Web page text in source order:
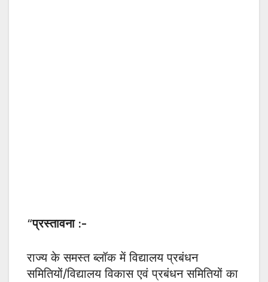
“प्रस्तावना :-
राज्य के समस्त ब्लॉक में विद्यालय प्रबंधन
समितियों/विद्यालय विकास एवं प्रबंधन समितियों का